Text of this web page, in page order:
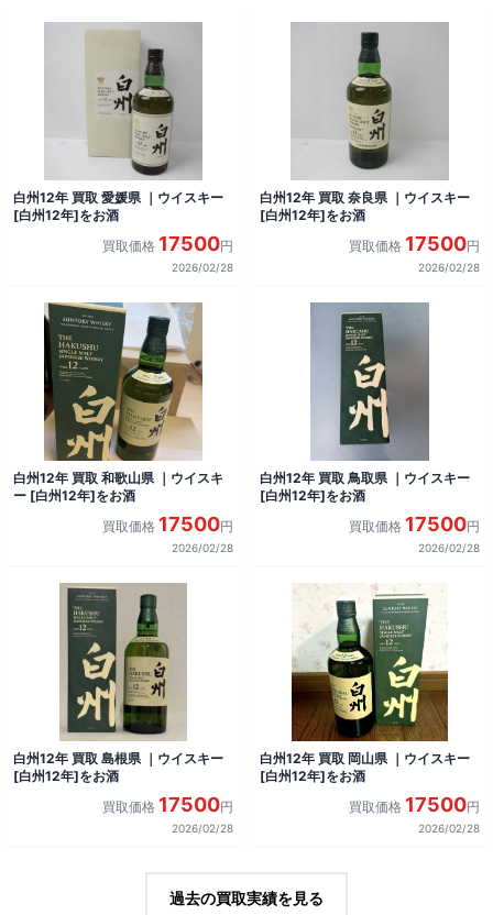
白州12年 買取 愛媛県 ｜ウイスキー
[白州12年]をお酒
買取価格 17500円
2026/02/28
白州12年 買取 奈良県 ｜ウイスキー
[白州12年]をお酒
買取価格 17500円
2026/02/28
白州12年 買取 和歌山県 ｜ウイスキ
ー [白州12年]をお酒
買取価格 17500円
2026/02/28
白州12年 買取 鳥取県 ｜ウイスキー
[白州12年]をお酒
買取価格 17500円
2026/02/28
白州12年 買取 島根県 ｜ウイスキー
[白州12年]をお酒
買取価格 17500円
2026/02/28
白州12年 買取 岡山県 ｜ウイスキー
[白州12年]をお酒
買取価格 17500円
2026/02/28
過去の買取実績を見る